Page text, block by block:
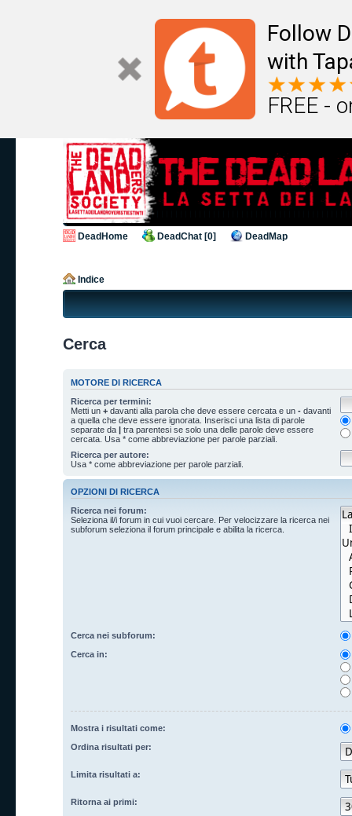
Follow
with
FREE -
DeadHome DeadChat [0] DeadMap
Indice
Cerca
MOTORE DI RICERCA
Ricerca per termini:
Metti un + davanti alla parola che deve essere cercata e un - davanti
a quella che deve essere ignorata. Inserisci una lista di parole
separate da | tra parentesi se solo una delle parole deve essere
cercata. Usa * come abbreviazione per parole parziali.
Ricerca per autore:
Usa * come abbreviazione per parole parziali.
OPZIONI DI RICERCA
Ricerca nei forum:
Seleziona il/i forum in cui vuoi cercare. Per velocizzare la ricerca nei
subforum seleziona il forum principale e abilita la ricerca.
Cerca nei subforum:
Cerca in:
Mostra i risultati come:
Ordina risultati per:
Limita risultati a:
Ritorna ai primi: